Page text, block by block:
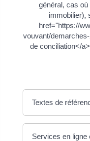
général, cas
immobilier),
href="https://
vouvant/
de conciliation</
Textes de
Services en ligne